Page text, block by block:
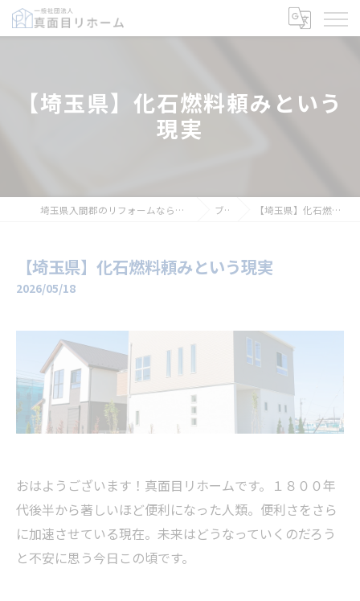
【埼玉県】化石燃料頼みという
現実
埼玉県入間郡のリフォームなら一般社団法人真面目リホーム ブログ 【埼玉県】化石燃料頼みという現実
【埼玉県】化石燃料頼みという現実
2026/05/18
おはようございます！真面目リホームです。１８００年
代後半から著しいほど便利になった人類。便利さをさら
に加速させている現在。未来はどうなっていくのだろう
と不安に思う今日この頃です。